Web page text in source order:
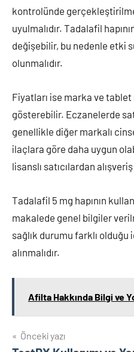
kontrolünde
uyulmalıdır. Tadalafil
değişebilir, bu nedenle etki
olunmalıdır.
Fiyatları ise marka ve tablet
gösterebilir. Eczanelerde
genellikle diğer markalı
ilaçlara göre daha uygun
lisanslı satıcılardan
Tadalafil 5 mg hapının
makalede genel bilgiler
sağlık durumu farklı
alınmalıdır.
Afilta Hakkında Bilgi ve
Yazı
Önceki yazı